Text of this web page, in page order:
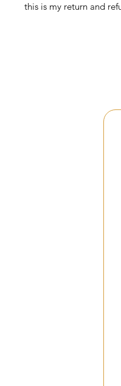
this is my return and